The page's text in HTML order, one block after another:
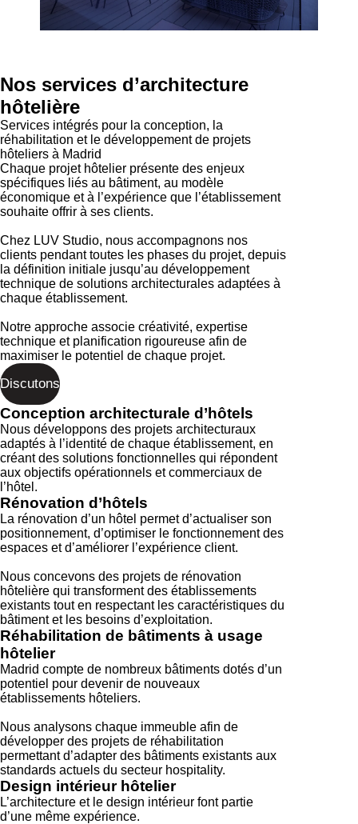
Nos services d’architecture
hôtelière
Services intégrés pour la conception, la
réhabilitation et le développement de projets
hôteliers à Madrid
Chaque projet hôtelier présente des enjeux
spécifiques liés au bâtiment, au modèle
économique et à l’expérience que l’établissement
souhaite offrir à ses clients.
Chez LUV Studio, nous accompagnons nos
clients pendant toutes les phases du projet, depuis
la définition initiale jusqu’au développement
technique de solutions architecturales adaptées à
chaque établissement.
Notre approche associe créativité, expertise
technique et planification rigoureuse afin de
maximiser le potentiel de chaque projet.
Discutons
Conception architecturale d’hôtels
Nous développons des projets architecturaux
adaptés à l’identité de chaque établissement, en
créant des solutions fonctionnelles qui répondent
aux objectifs opérationnels et commerciaux de
l’hôtel.
Rénovation d’hôtels
La rénovation d’un hôtel permet d’actualiser son
positionnement, d’optimiser le fonctionnement des
espaces et d’améliorer l’expérience client.
Nous concevons des projets de rénovation
hôtelière qui transforment des établissements
existants tout en respectant les caractéristiques du
bâtiment et les besoins d’exploitation.
Réhabilitation de bâtiments à usage
hôtelier
Madrid compte de nombreux bâtiments dotés d’un
potentiel pour devenir de nouveaux
établissements hôteliers.
Nous analysons chaque immeuble afin de
développer des projets de réhabilitation
permettant d’adapter des bâtiments existants aux
standards actuels du secteur hospitality.
Design intérieur hôtelier
L’architecture et le design intérieur font partie
d’une même expérience.